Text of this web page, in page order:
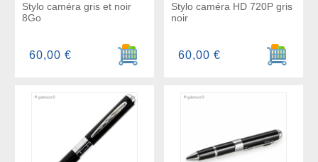
Stylo caméra gris et noir
8Go
Ajouter au panier
60,00 €
Stylo caméra HD 720P gris
noir
Ajouter
60,00 €